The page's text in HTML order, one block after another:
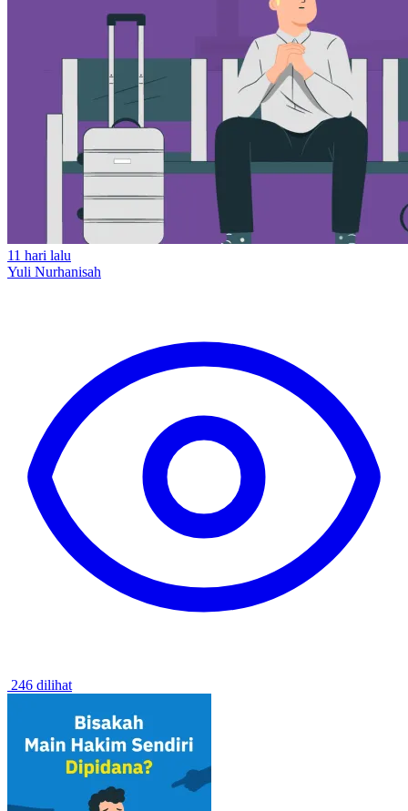
11 hari lalu
Yuli Nurhanisah
246 dilihat